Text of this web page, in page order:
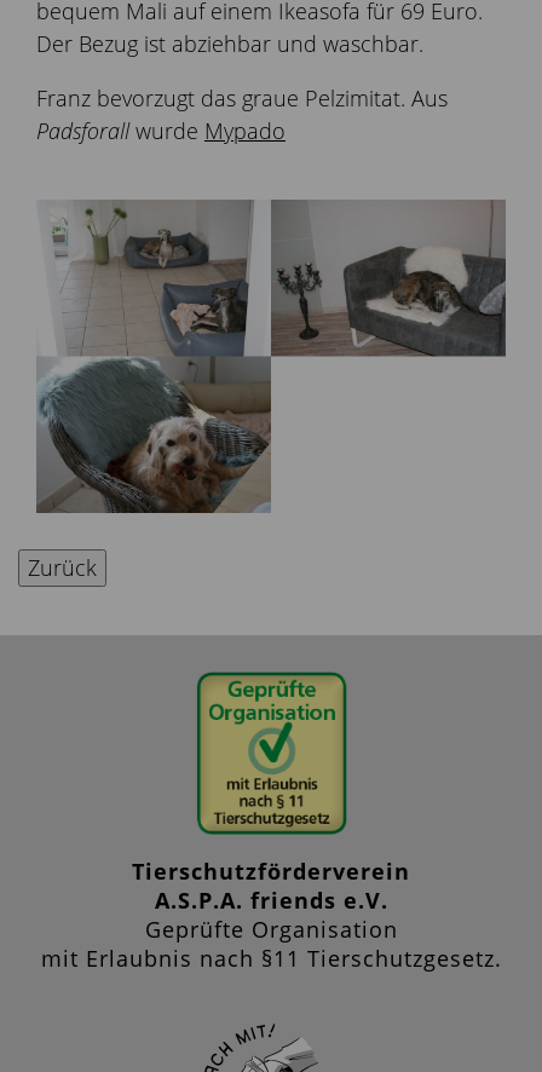
bequem Mali auf einem Ikeasofa für 69 Euro.
Der Bezug ist abziehbar und waschbar.
Franz bevorzugt das graue Pelzimitat. Aus
Padsforallwurde Mypado
Zurück
Tierschutzförderverein
A.S.P.A. friends e.V.
Geprüfte Organisation
mit Erlaubnis nach §11 Tierschutzgesetz.